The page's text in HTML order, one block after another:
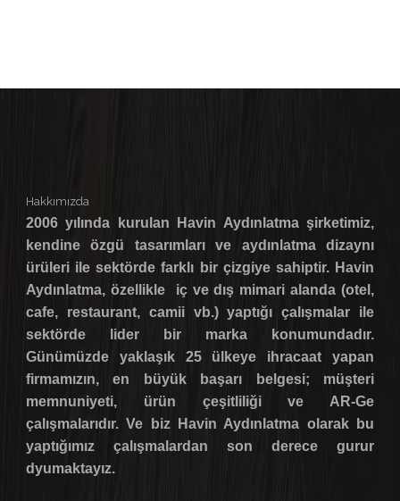
Hakkımızda
2006 yılında kurulan Havin Aydınlatma şirketimiz,
kendine özgü tasarımları ve aydınlatma dizaynı
ürüleri ile sektörde farklı bir çizgiye sahiptir. Havin
Aydınlatma, özellikle iç ve dış mimari alanda (otel,
cafe, restaurant, camii vb.) yaptığı çalışmalar ile
sektörde lider bir marka konumundadır.
Günümüzde yaklaşık 25 ülkeye ihracaat yapan
firmamızın, en büyük başarı belgesi; müşteri
memnuniyeti, ürün çeşitliliği ve AR-Ge
çalışmalarıdır. Ve biz Havin Aydınlatma olarak bu
yaptığımız çalışmalardan son derece gurur
dyumaktayız.